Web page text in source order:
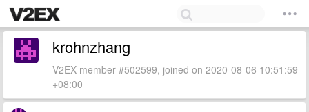
krohnzhang
V2EX member #502599, joined on 2020-08-06 10:51:59
+08:00